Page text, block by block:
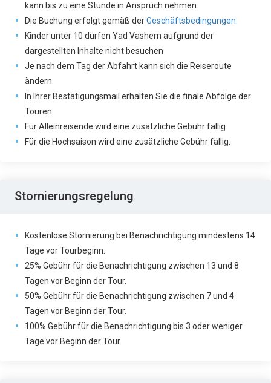
kann bis zu eine Stunde in Anspruch nehmen.
Die Buchung erfolgt gemäß der Geschäftsbedingungen.
Kinder unter 10 dürfen Yad Vashem aufgrund der
dargestellten Inhalte nicht besuchen
Je nach dem Tag der Abfahrt kann sich die Reiseroute
ändern.
In Ihrer Bestätigungsmail erhalten Sie die finale Abfolge der
Touren.
Für Alleinreisende wird eine zusätzliche Gebühr fällig.
Für die Hochsaison wird eine zusätzliche Gebühr fällig.
Stornierungsregelung
Kostenlose Stornierung bei Benachrichtigung mindestens 14
Tage vor Tourbeginn.
25% Gebühr für die Benachrichtigung zwischen 13 und 8
Tagen vor Beginn der Tour.
50% Gebühr für die Benachrichtigung zwischen 7 und 4
Tagen vor Beginn der Tour.
100% Gebühr für die Benachrichtigung bis 3 oder weniger
Tage vor Beginn der Tour.